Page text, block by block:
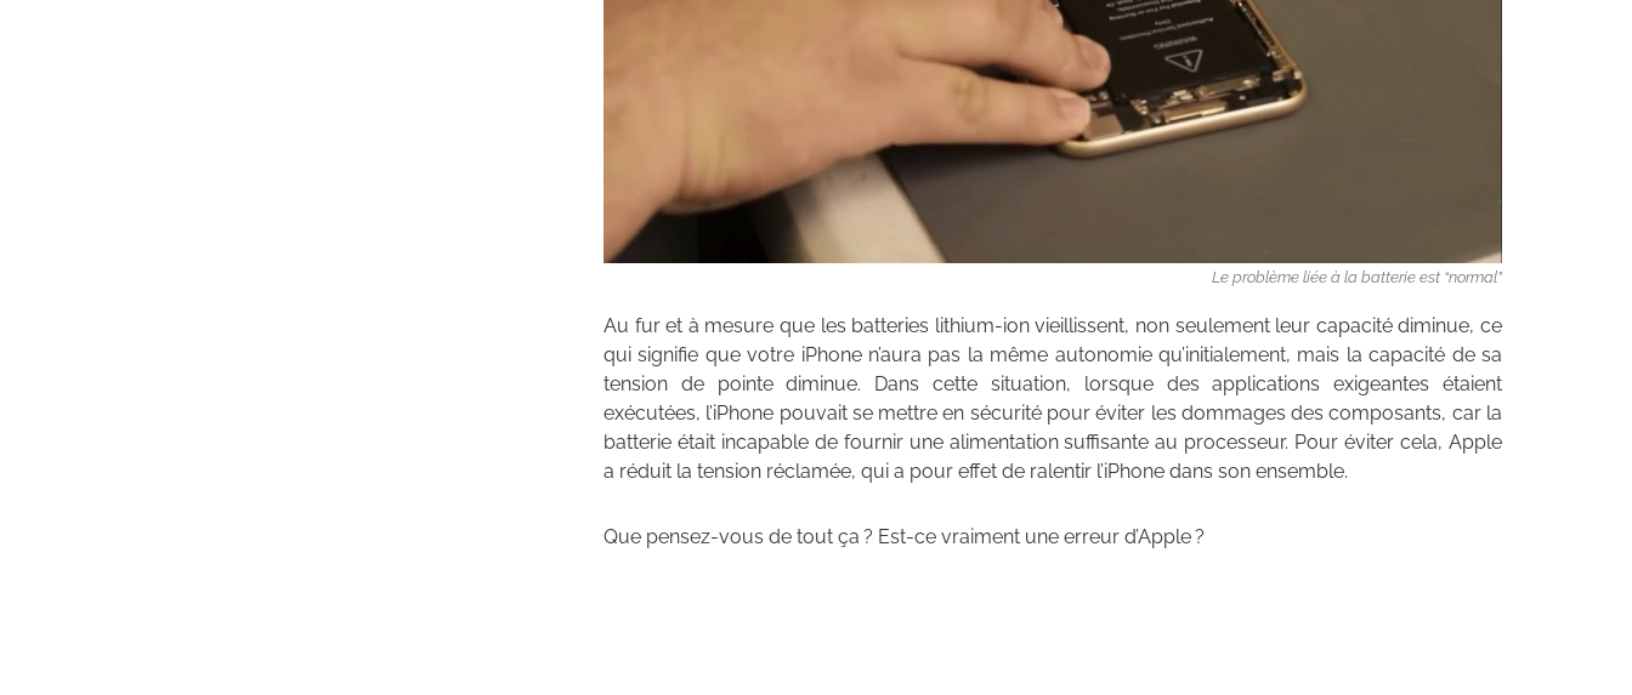
Le problème liée à la batterie est “normal”
Au fur et à mesure que les batteries lithium-ion vieillissent, non seulement leur capacité diminue, ce
qui signifie que votre iPhone n’aura pas la même autonomie qu’initialement, mais la capacité de sa
tension de pointe diminue. Dans cette situation, lorsque des applications exigeantes étaient
exécutées, l’iPhone pouvait se mettre en sécurité pour éviter les dommages des composants, car la
batterie était incapable de fournir une alimentation suffisante au processeur. Pour éviter cela, Apple
a réduit la tension réclamée, qui a pour effet de ralentir l’iPhone dans son ensemble.
Que pensez-vous de tout ça ? Est-ce vraiment une erreur d’Apple ?